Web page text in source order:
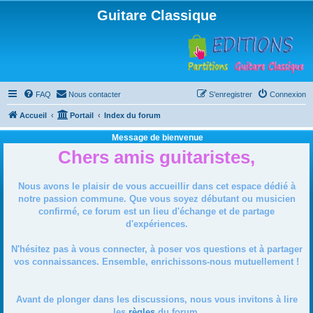
Guitare Classique
FAQ Nous contacter Connexion
S’enregistrer
Accueil Portail Index du forum
Message de bienvenue
Chers amis guitaristes,
Nous avons le plaisir de vous accueillir dans cet espace dédié à
notre passion commune. Que vous soyez débutant ou musicien
confirmé, ce forum est un lieu d'échange et de partage
d'expériences.
N'hésitez pas à vous connecter, à poser vos questions et à partager
vos connaissances. Ensemble, enrichissons-nous mutuellement !
Avant de plonger dans les discussions, nous vous invitons à lire